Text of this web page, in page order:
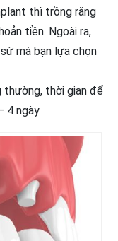
thì trồng răng
tiền. Ngoài ra,
mà bạn lựa chọn
thường, thời gian để
4 ngày.